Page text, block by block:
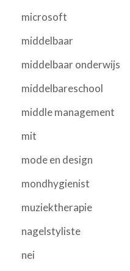
microsoft
middelbaar
middelbaar onderwijs
middelbareschool
middle management
mit
mode en design
mondhygienist
muziektherapie
nagelstyliste
nei